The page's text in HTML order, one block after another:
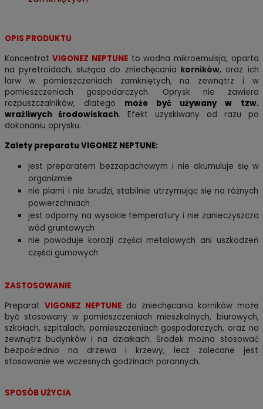
OPIS PRODUKTU
KoncentratVIGONEZ NEPTUNEto wodna mikroemulsja, oparta
na pyretroidach, służąca do zniechęcania korników, oraz ich
larw w pomieszczeniach zamkniętych, na zewnątrz i w
pomieszczeniach gospodarczych. Oprysk nie zawiera
rozpuszczalników, dlatego może być używany w tzw.
wrażliwych środowiskach. Efekt uzyskiwany od razu po
dokonaniu oprysku.
Zalety preparatu VIGONEZ NEPTUNE:
jest preparatem bezzapachowym i nie akumuluje się w
organizmie
nie plami i nie brudzi, stabilnie utrzymując się na różnych
powierzchniach
jest odporny na wysokie temperatury i nie zanieczyszcza
wód gruntowych
nie powoduje korozji części metalowych ani uszkodzeń
części gumowych
ZASTOSOWANIE
Preparat VIGONEZ NEPTUNEdo zniechęcania korników może
być stosowany w pomieszczeniach mieszkalnych, biurowych,
szkołach, szpitalach, pomieszczeniach gospodarczych, oraz na
zewnątrz budynków i na działkach. Środek można stosować
bezpośrednio na drzewa i krzewy, lecz zalecane jest
stosowanie we wczesnych godzinach porannych.
SPOSÓB UŻYCIA